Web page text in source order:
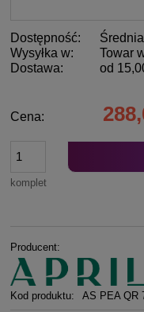
Dostępność:
Wysyłka w:
Towar
Dostawa:
od
Cena nie zawiera
Cena:
komplet
Producent:
Kod produktu: AS PEA QR